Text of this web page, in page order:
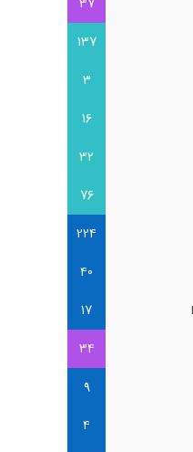
137
3
16
32
76
224
40
17
34
9
4